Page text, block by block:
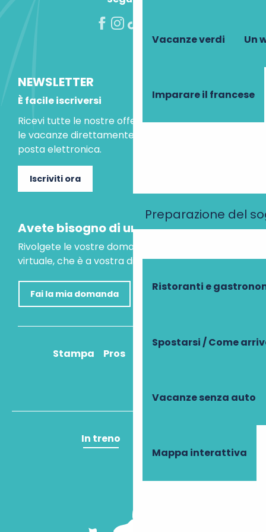
Vacanze verdi Un
Imparare il francese
Preparazione del
Ristoranti e
Spostarsi / Come
Vacanze senza auto
Mappa interattiva
NEWSLETTER
È facile iscriversi
Ricevi tutte le nostre offerte speciali e le idee per
le vacanze direttamente nella tua casella di
posta elettronica.
Iscriviti ora
Avete bisogno di un consiglio?
Rivolgete le vostre domande al nostro assistente
virtuale, che è a vostra disposizione per aiutarvi.
Fai la mia domanda
Stampa Pros
In treno